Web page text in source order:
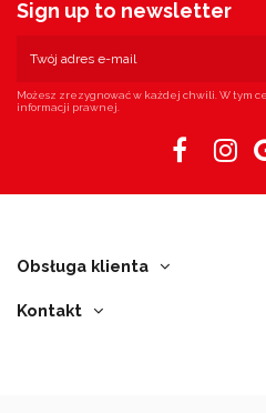
Sign up to newsletter
Możesz zrezygnować w każdej chwili. W tym
informacji prawnej.
Obsługa klienta
Kontakt